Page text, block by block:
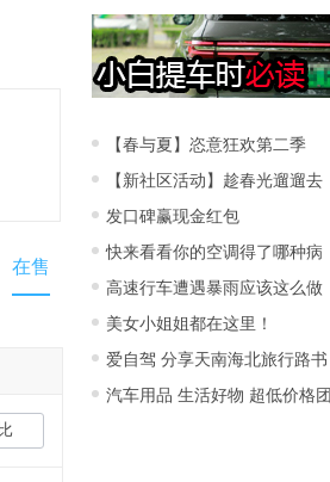
在售
【春与夏】恣意狂欢第二季
【新社区活动】趁春光遛遛去
发口碑赢现金红包
快来看看你的空调得了哪种病
高速行车遭遇暴雨应该这么做
美女小姐姐都在这里！
爱自驾 分享天南海北旅行路书
汽车用品 生活好物 超低价格团